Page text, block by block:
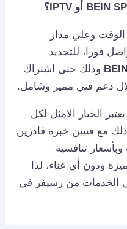
وعلي مدار
فورا، للتجديد
وذلك حتى اشتراك
دعم فني مميز وشامل.
الخيار الامثل لكل
مع فنيين خبرة قادرين
تنافسية
ودون أي عناء، لذا
الخدمات من رسيفر في